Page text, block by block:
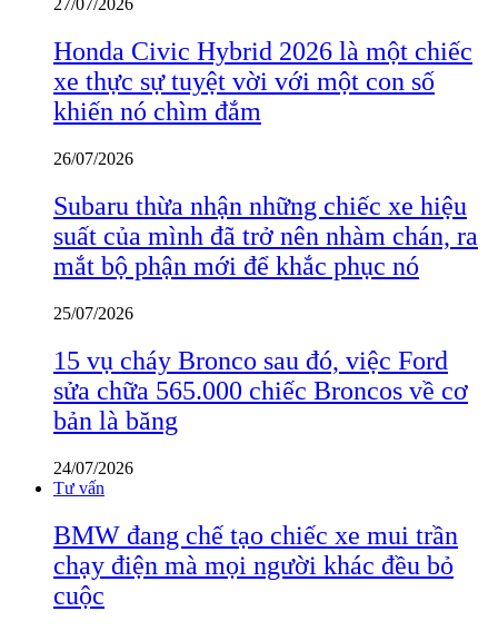
27/07/2026
Honda Civic Hybrid 2026 là một chiếc
xe thực sự tuyệt vời với một con số
khiến nó chìm đắm
26/07/2026
Subaru thừa nhận những chiếc xe hiệu
suất của mình đã trở nên nhàm chán, ra
mắt bộ phận mới để khắc phục nó
25/07/2026
15 vụ cháy Bronco sau đó, việc Ford
sửa chữa 565.000 chiếc Broncos về cơ
bản là băng
24/07/2026
Tư vấn
BMW đang chế tạo chiếc xe mui trần
chạy điện mà mọi người khác đều bỏ
cuộc